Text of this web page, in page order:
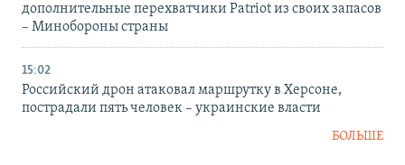
дополнительные перехватчики Patriot из своих запасов
– Минобороны страны
15:02
Российский дрон атаковал маршрутку в Херсоне,
пострадали пять человек – украинские власти
БОЛЬШЕ